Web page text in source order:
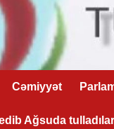
Cəmiyyət
Ağsuda